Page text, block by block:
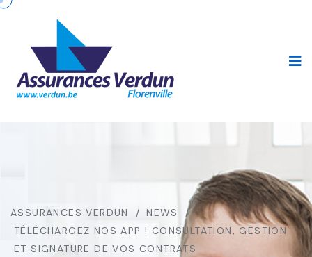
ASSURANCES VERDUN
NEWS
TÉLÉCHARGEZ NOS APP ! CONSULTATION, GESTION
ET SIGNATURE DE VOS CONTRATS